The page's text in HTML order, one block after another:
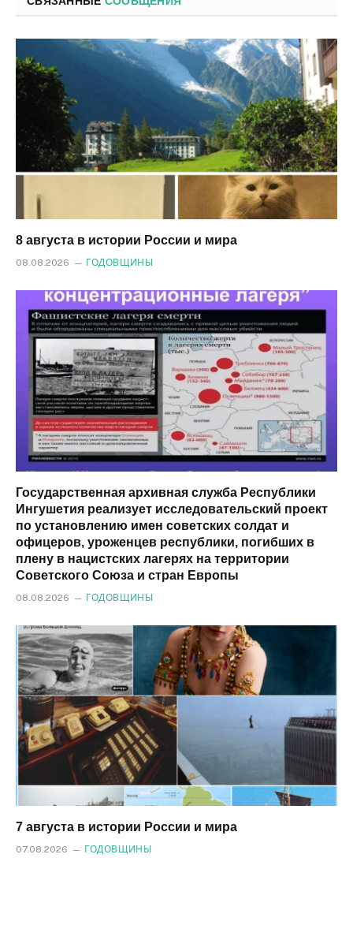
8 августа в истории России и мира
08.08.2026 ГОДОВЩИНЫ
Государственная архивная служба Республики
Ингушетия реализует исследовательский проект
по установлению имен советских солдат и
офицеров, уроженцев республики, погибших в
плену в нацистских лагерях на территории
Советского Союза и стран Европы
08.08.2026 ГОДОВЩИНЫ
7 августа в истории России и мира
07.08.2026 ГОДОВЩИНЫ